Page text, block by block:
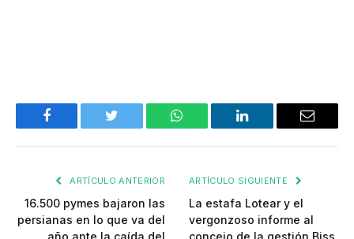
Facebook Twitter WhatsApp LinkedIn Email
ARTÍCULO ANTERIOR
16.500 pymes bajaron las
persianas en lo que va del
ARTÍCULO SIGUIENTE
La estafa Lotear y el
vergonzoso informe al